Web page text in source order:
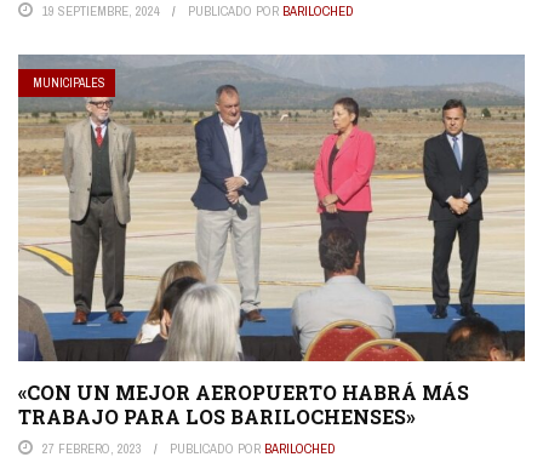
19 SEPTIEMBRE, 2024 PUBLICADO POR BARILOCHED
MUNICIPALES
«CON UN MEJOR AEROPUERTO HABRÁ MÁS
TRABAJO PARA LOS BARILOCHENSES»
27 FEBRERO, 2023 PUBLICADO POR BARILOCHED